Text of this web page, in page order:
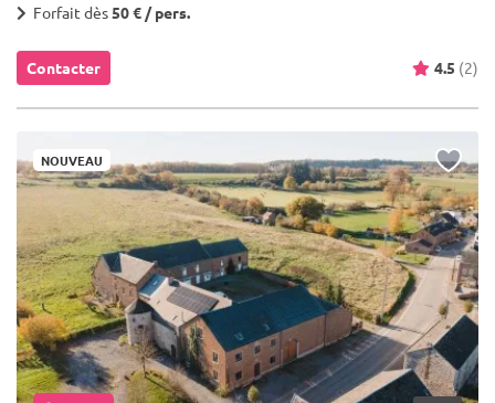
Forfait dès50 € / pers.
Contacter 4.5 (2)
NOUVEAU